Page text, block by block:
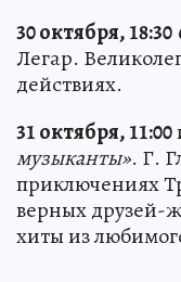
30 октября, 18:30
Легар.
действиях.
31 октября, 11:00
музыканты». Г.
приключениях
верных друзей-
хиты из